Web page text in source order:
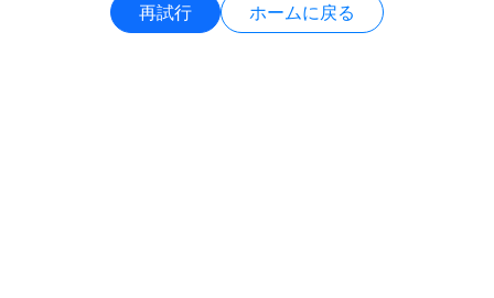
再試行 ホームに戻る